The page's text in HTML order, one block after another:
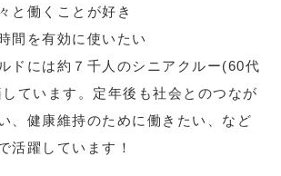
と働くことが好き
間を有効に使いたい
ドには約７千人のシニアクルー(60代
ています。定年後も社会とのつなが
、健康維持のために働きたい、など
活躍しています！